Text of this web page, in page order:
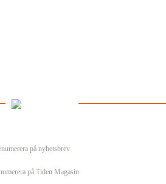
på nyhetsbrev
på Tiden Magasin